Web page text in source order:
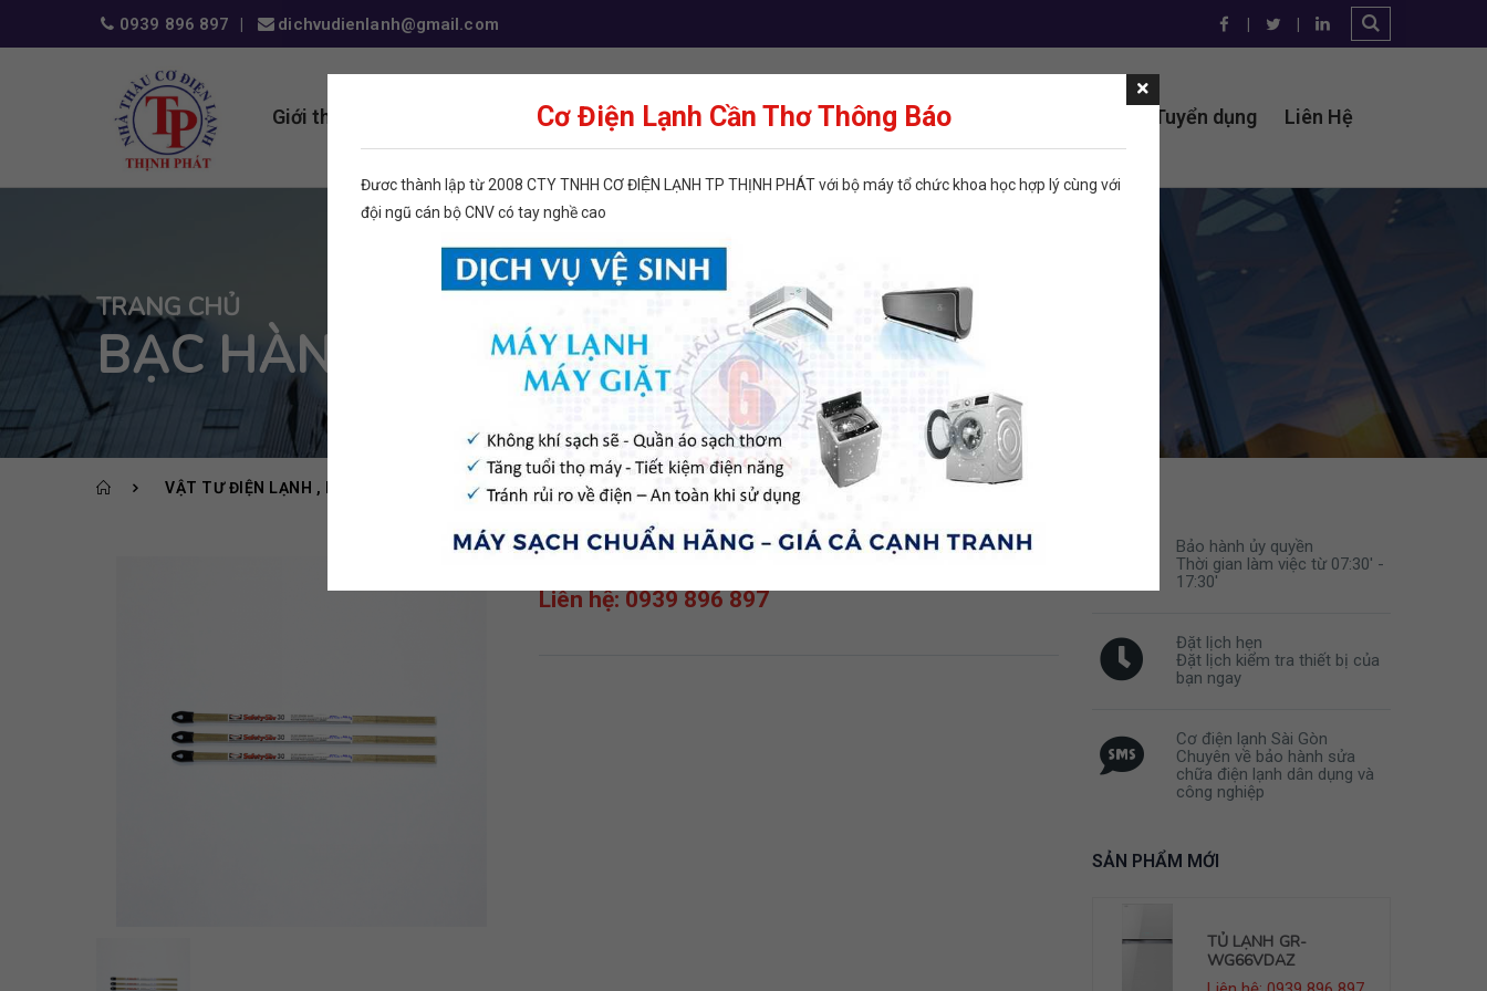
0939 896 897 dichvudienlanh@gmail.com
Giới thiệu Điện lạnh dân dụng Điện lạnh công nghiệp Tuyển dụng Liên Hệ
TRANG CHỦ
BẠC HÀN HARRIS STAY-SILV® 30
VẬT TƯ ĐIỆN LẠNH BẠC HÀN HARRIS STAY-SILV® 30
BẠC HÀN HARRIS STAY-SILV® 30
Liên hệ: 0939 896 897
Bảo hành ủy quyền
Thời gian làm việc từ 07:30' -
17:30'
Đặt lịch hẹn
Đặt lịch kiểm tra thiết bị của
bạn ngay
Cơ điện lạnh Sài Gòn
Chuyên về bảo hành sửa
chữa điện lạnh dân dụng và
công nghiệp
SẢN PHẨM MỚI
TỦ LẠNH GR-
WG66VDAZ
Cơ Điện Lạnh Cần Thơ Thông Báo
Đươc thành lập từ 2008 CTY TNHH CƠ ĐIỆN LẠNH TP THỊNH PHÁT với bộ máy tổ chức khoa học hợp lý cùng với
đội ngũ cán bộ CNV có tay nghề cao